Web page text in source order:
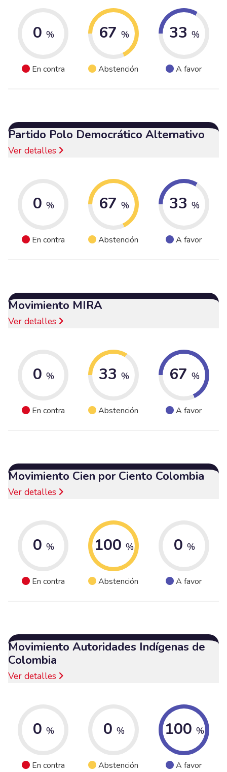
0 %
En contra
67 %
Abstención
33 %
A favor
Partido Polo Democrático Alternativo
Ver detalles
0 %
En contra
67 %
Abstención
33 %
A favor
Movimiento MIRA
Ver detalles
0 %
En contra
33 %
Abstención
67 %
A favor
Movimiento Cien por Ciento Colombia
Ver detalles
0 %
En contra
100 %
Abstención
0 %
A favor
Movimiento Autoridades Indígenas de
Colombia
Ver detalles
0 %
En contra
0 %
Abstención
100 %
A favor